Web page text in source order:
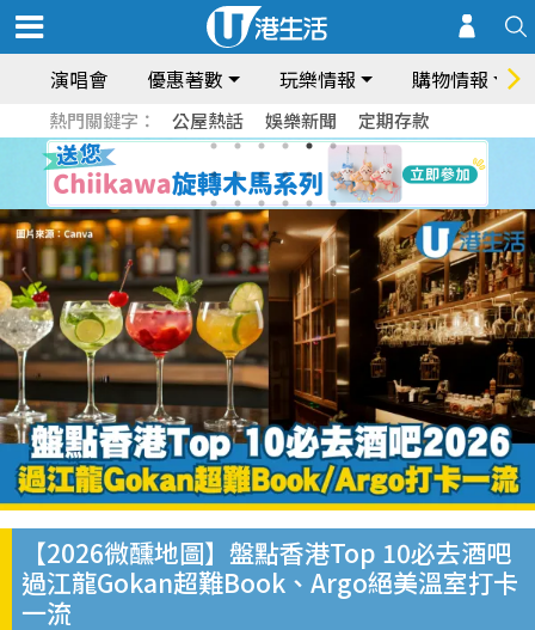
演唱會 優惠著數 玩樂情報 購物情報
熱門關鍵字： 公屋熱話 娛樂新聞 定期存款
【2026微醺地圖】盤點香港Top 10必去酒吧
過江龍Gokan超難Book、Argo絕美溫室打卡
一流